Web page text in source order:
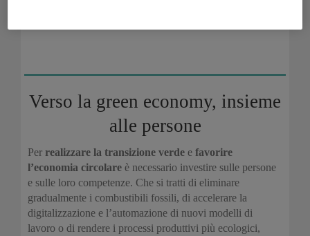
Verso la green economy, insieme
alle persone
Per realizzare la transizione verde e favorire
l’economia circolare è necessario investire sulle persone
e sulle loro competenze. Che si tratti di eliminare
gradualmente i combustibili fossili, di accelerare la
digitalizzazione e l’automazione di nuovi modelli di
lavoro o di rendere i processi produttivi più ecologici,